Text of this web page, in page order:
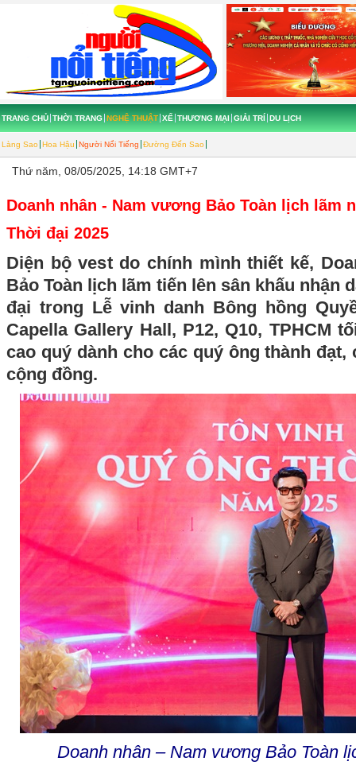
TRANG CHỦ THỜI TRANG NGHỆ THUẬT
Làng Sao Hoa Hậu Người Nổi Tiếng Đường Đến Sao
XẾ THƯƠNG MẠI GIẢI TRÍ DU LỊCH
Thứ năm, 08/05/2025, 14:18 GMT+7
Doanh nhân - Nam vương Bảo Toàn lịch lãm
Thời đại 2025
Diện bộ vest do chính mình thiết kế,
Bảo Toàn lịch lãm tiến lên sân khấu nhận
đại trong Lễ vinh danh Bông hồng
Capella Gallery Hall, P12, Q10, TPHCM
cao quý dành cho các quý ông thành
cộng đồng.
Doanh nhân – Nam vương Bảo Toàn